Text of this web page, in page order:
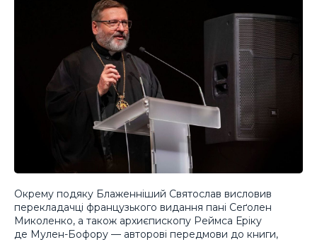
Окрему подяку Блаженніший Святослав висловив
перекладачці французького видання пані Сеґолен
Миколенко, а також архиєпископу Реймса Еріку
де Мулен-Бофору — авторові передмови до книги,